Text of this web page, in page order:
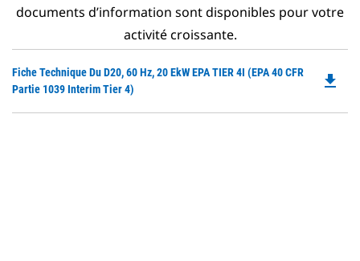
documents d’information sont disponibles pour votre
activité croissante.
Fiche Technique Du D20, 60 Hz, 20 EkW EPA TIER 4I (EPA 40 CFR
Partie 1039 Interim Tier 4)
file_download